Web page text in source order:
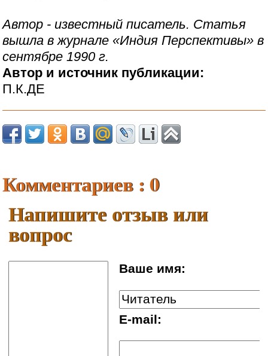
Автор - известный писатель. Статья
вышла в журнале «Индия Перспективы» в
сентябре 1990 г.
Автор и источник публикации:
П.К.ДЕ
Комментариев : 0
Напишите отзыв или
вопрос
Ваше имя:
E-mail: